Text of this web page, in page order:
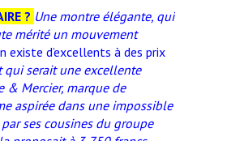
? Une montre élégante, qui
mérité un mouvement
existe d’excellents à des prix
qui serait une excellente
& Mercier, marque de
aspirée dans une impossible
ses cousines du groupe